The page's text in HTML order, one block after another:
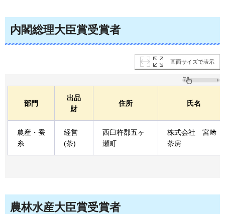
内閣総理大臣賞受賞者
画面サイズで表示
部門
出品
財
住所 氏名
農産・蚕
糸
経営
(茶)
西臼杵郡五ヶ
瀬町
株式会社
宮﨑
茶房
農林水産大臣賞受賞者